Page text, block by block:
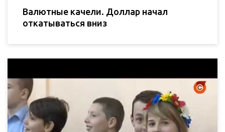
Валютные качели. Доллар начал
откатываться вниз